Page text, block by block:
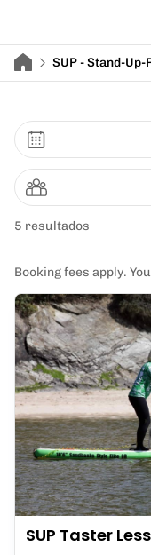
SUP - Stand-
5 resultados
Booking fees apply.
SUP Taster